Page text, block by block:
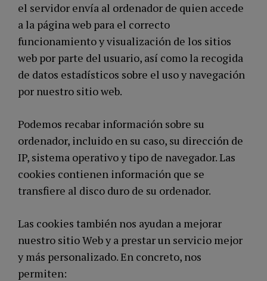
el servidor envía al ordenador de quien accede
a la página web para el correcto
funcionamiento y visualización de los sitios
web por parte del usuario, así como la recogida
de datos estadísticos sobre el uso y navegación
por nuestro sitio web.
Podemos recabar información sobre su
ordenador, incluido en su caso, su dirección de
IP, sistema operativo y tipo de navegador. Las
cookies contienen información que se
transfiere al disco duro de su ordenador.
Las cookies también nos ayudan a mejorar
nuestro sitio Web y a prestar un servicio mejor
y más personalizado. En concreto, nos
permiten: